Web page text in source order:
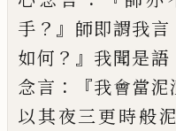
手 ？』 師即謂我言
如何 ？』 我聞是語
念言 ：『我會當泥
以其夜三更時般